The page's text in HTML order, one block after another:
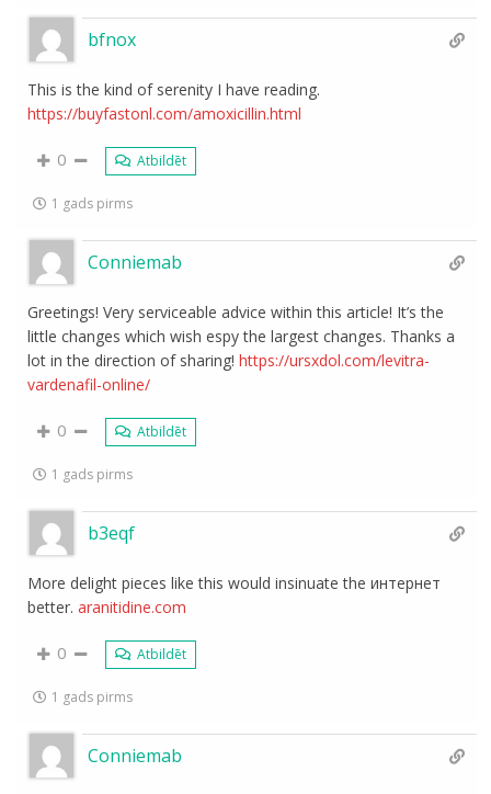
bfnox
This is the kind of serenity I have reading.
https://buyfastonl.com/amoxicillin.html
0 Atbildēt
1 gads pirms
Conniemab
Greetings! Very serviceable advice within this article! It’s the
little changes which wish espy the largest changes. Thanks a
lot in the direction of sharing!https://ursxdol.com/levitra-
vardenafil-online/
0 Atbildēt
1 gads pirms
b3eqf
More delight pieces like this would insinuate the интернет
better.aranitidine.com
0 Atbildēt
1 gads pirms
Conniemab